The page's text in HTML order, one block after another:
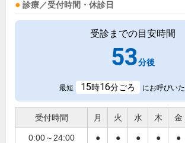
診療／受付時間・休診日
受診までの目安時間
53分後
最短 15時16分ごろ にお呼びい
受付時間 月 火 水 木 金
0:00～24:00 ● ● ● ● ●